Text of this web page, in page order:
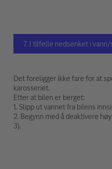
7. I tilfelle nedsenket i
Det foreligger ikke fare for at
karosseriet.
Etter at bilen er berget:
1. Slipp ut vannet fra bilens
2. Begynn med å deaktivere
3).